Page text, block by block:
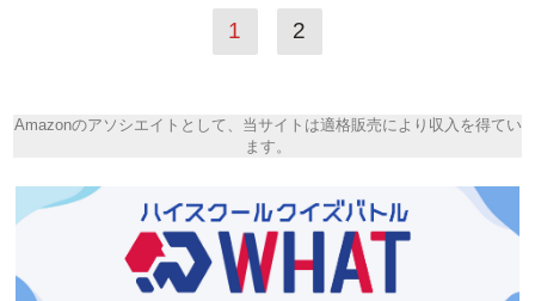
1 2
Amazonのアソシエイトとして、当サイトは適格販売により収入を得てい
ます。